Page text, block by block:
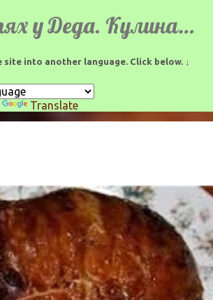
К основному контенту
В гостях у Деда. Кулинарные рецепты.
site into another language. Click below. ↓
Translate